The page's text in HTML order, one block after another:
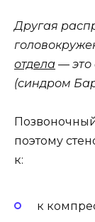
Другая
отдела — это
(синдром
поэтому
к:
к